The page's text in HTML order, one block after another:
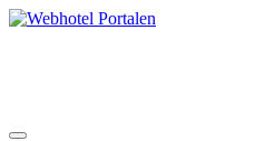
Skip